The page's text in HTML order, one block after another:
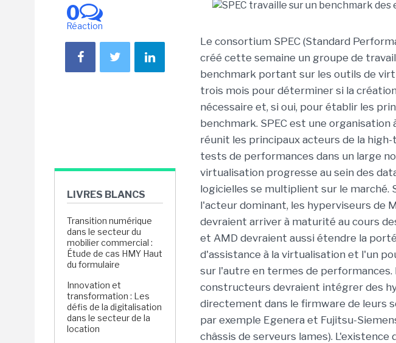
0
Réaction
LIVRES BLANCS
Transition numérique
dans le secteur du
mobilier commercial :
Étude de cas HMY Haut
du formulaire
Innovation et
transformation : Les
défis de la digitalisation
dans le secteur de la
location
Le consortium SPEC (Standard
créé cette semaine un groupe de
benchmark portant sur les outils de
trois mois pour déterminer si la
nécessaire et, si oui, pour établir les
benchmark. SPEC est une
réunit les principaux acteurs de la
tests de performances dans un large
virtualisation progresse au sein des
logicielles se multiplient sur le marché.
l'acteur dominant, les hyperviseurs de
devraient arriver à maturité au cours
et AMD devraient aussi étendre la
d'assistance à la virtualisation et l'un
sur l'autre en termes de performances.
constructeurs devraient intégrer des
directement dans le firmware de leurs
par exemple Egenera et Fujitsu-
châssis de serveurs lames). L'existence